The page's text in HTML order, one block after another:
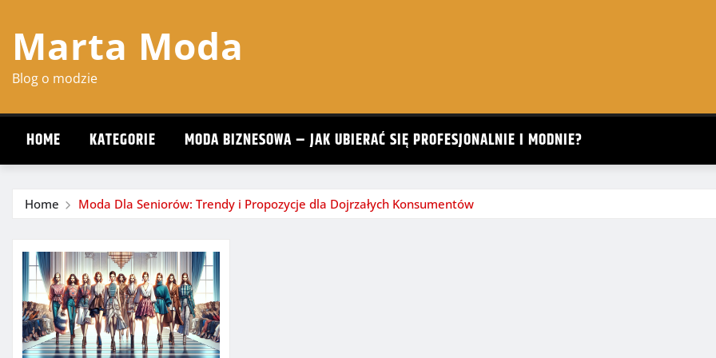
content
Marta Moda
Blog o modzie
HOME KATEGORIE MODA BIZNESOWA – JAK UBIERAĆ SIĘ PROFESJONALNIE I MODNIE?
Home Moda Dla Seniorów: Trendy i Propozycje dla Dojrzałych Konsumentów